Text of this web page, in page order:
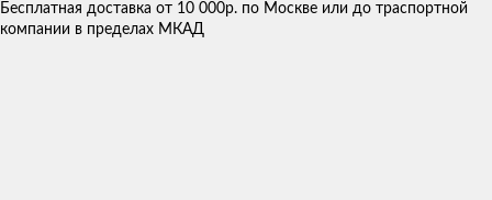
Бесплатная доставка от 10 000р. по Москве или до траспортной
компании в пределах МКАД